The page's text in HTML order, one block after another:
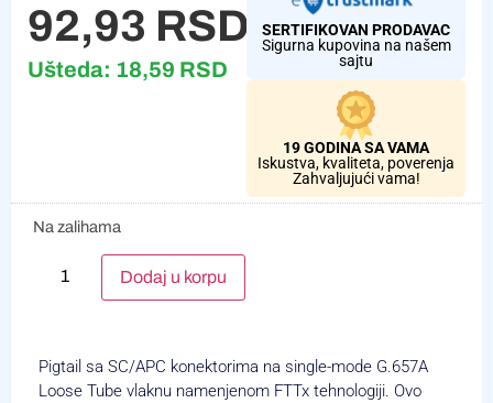
92,93 RSD
Ušteda: 18,59 RSD
SERTIFIKOVAN PRODAVAC
Sigurna kupovina na našem
sajtu
19 GODINA SA VAMA
Iskustva, kvaliteta, poverenja
Zahvaljujući vama!
Na zalihama
Dodaj u korpu
Pigtail sa SC/APC konektorima na single-mode G.657A
Loose Tube vlaknu namenjenom FTTx tehnologiji. Ovo